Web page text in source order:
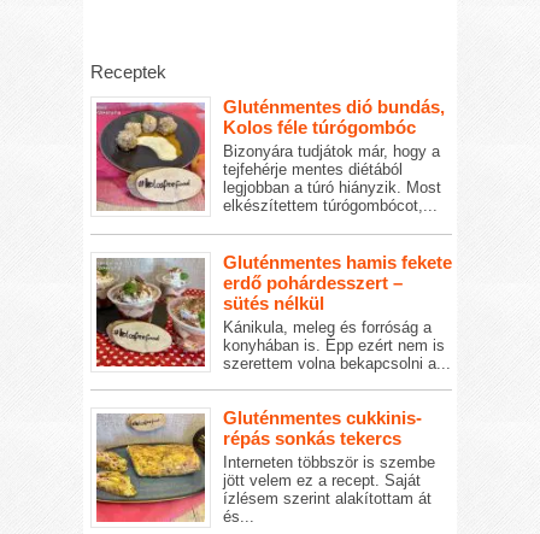
Receptek
Gluténmentes dió bundás,
Kolos féle túrógombóc
Bizonyára tudjátok már, hogy a
tejfehérje mentes diétából
legjobban a túró hiányzik. Most
elkészítettem túrógombócot,...
Gluténmentes hamis fekete
erdő pohárdesszert –
sütés nélkül
Kánikula, meleg és forróság a
konyhában is. Épp ezért nem is
szerettem volna bekapcsolni a...
Gluténmentes cukkinis-
répás sonkás tekercs
Interneten többször is szembe
jött velem ez a recept. Saját
ízlésem szerint alakítottam át
és...